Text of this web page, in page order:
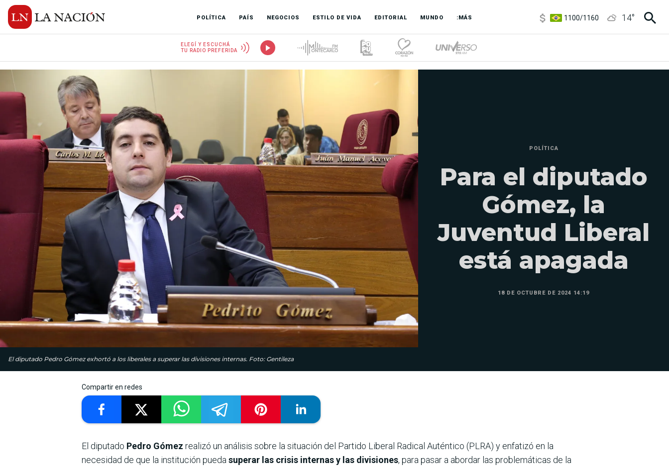
POLÍTICA PAÍS NEGOCIOS ESTILO DE VIDA EDITORIAL MUNDO :MÁS
3,8/4
14°
ELEGÍ Y ESCUCHÁ
TU RADIO PREFERIDA
El diputado Pedro Gómez exhortó a los liberales a superar las divisiones internas. Foto: Gentileza
POLÍTICA
Para el diputado
Gómez, la
Juventud Liberal
está apagada
18 DE OCTUBRE DE 2024 14:19
Compartir en redes
El diputado Pedro Gómez realizó un análisis sobre la situación del Partido Liberal Radical Auténtico (PLRA) y enfatizó en la
necesidad de que la institución pueda superar las crisis internas y las divisiones, para pasar a abordar las problemáticas de la